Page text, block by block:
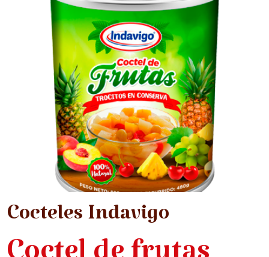
Cocteles Indavigo